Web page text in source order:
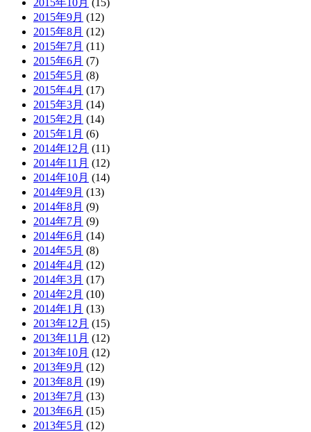
2015年9月 (12)
2015年8月 (12)
2015年7月 (11)
2015年6月 (7)
2015年5月 (8)
2015年4月 (17)
2015年3月 (14)
2015年2月 (14)
2015年1月 (6)
2014年12月 (11)
2014年11月 (12)
2014年10月 (14)
2014年9月 (13)
2014年8月 (9)
2014年7月 (9)
2014年6月 (14)
2014年5月 (8)
2014年4月 (12)
2014年3月 (17)
2014年2月 (10)
2014年1月 (13)
2013年12月 (15)
2013年11月 (12)
2013年10月 (12)
2013年9月 (12)
2013年8月 (19)
2013年7月 (13)
2013年6月 (15)
2013年5月 (12)